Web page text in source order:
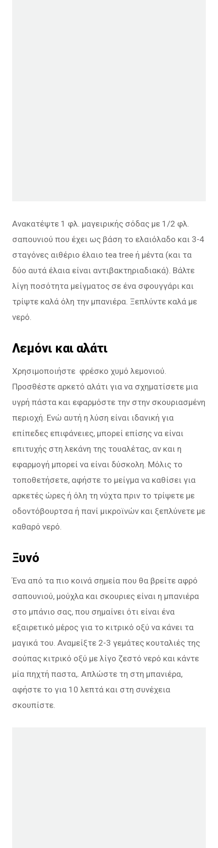
Ανακατέψτε 1 φλ. μαγειρικής σόδας με 1/2 φλ.
σαπουνιού που έχει ως βάση το ελαιόλαδο και 3-4
σταγόνες αιθέριο έλαιο tea tree ή μέντα (και τα
δύο αυτά έλαια είναι αντιβακτηριαδιακά). Βάλτε
λίγη ποσότητα μείγματος σε ένα σφουγγάρι και
τρίψτε καλά όλη την μπανιέρα. Ξεπλύντε καλά με
νερό.
Λεμόνι και αλάτι
Χρησιμοποιήστε φρέσκο ​​χυμό λεμονιού.
Προσθέστε αρκετό αλάτι για να σχηματίσετε μια
υγρή πάστα και εφαρμόστε την στην σκουριασμένη
περιοχή. Ενώ αυτή η λύση είναι ιδανική για
επίπεδες επιφάνειες, μπορεί επίσης να είναι
επιτυχής στη λεκάνη της τουαλέτας, αν και η
εφαρμογή μπορεί να είναι δύσκολη. Μόλις το
τοποθετήσετε, αφήστε το μείγμα να καθίσει για
αρκετές ώρες ή όλη τη νύχτα πριν το τρίψετε με
οδοντόβουρτσα ή πανί μικροϊνών και ξεπλύνετε με
καθαρό νερό.
Ξυνό
Ένα από τα πιο κοινά σημεία που θα βρείτε αφρό
σαπουνιού, μούχλα και σκουριες είναι η μπανιέρα
στο μπάνιο σας, που σημαίνει ότι είναι ένα
εξαιρετικό μέρος για το κιτρικό οξύ να κάνει τα
μαγικά του. Αναμείξτε 2-3 γεμάτες κουταλιές της
σούπας κιτρικό οξύ με λίγο ζεστό νερό και κάντε
μία πηχτή παστα,. Απλώστε τη στη μπανιέρα,
αφήστε το για 10 λεπτά και στη συνέχεια
σκουπίστε.